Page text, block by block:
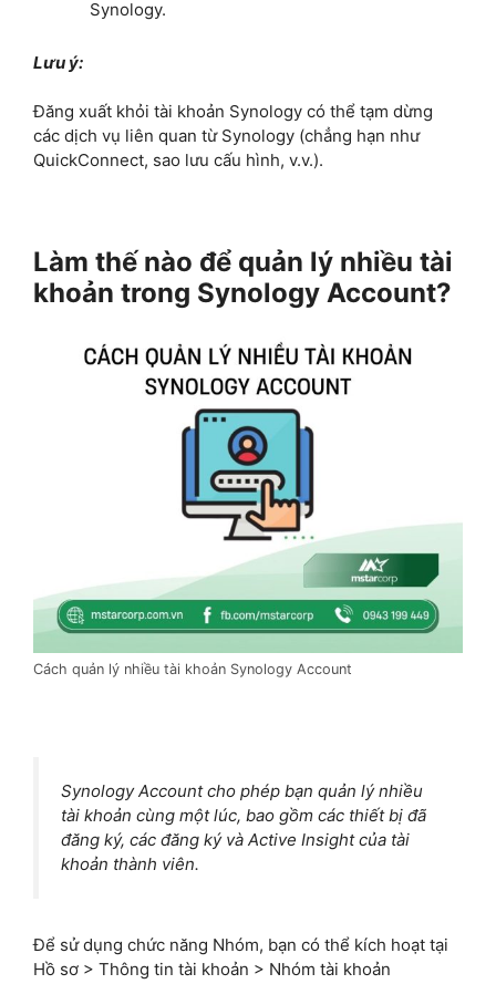
Synology.
Lưu ý:
Đăng xuất khỏi tài khoản Synology có thể tạm dừng
các dịch vụ liên quan từ Synology (chẳng hạn như
QuickConnect, sao lưu cấu hình, v.v.).
Làm thế nào để quản lý nhiều tài
khoản trong Synology Account?
Cách quản lý nhiều tài khoản Synology Account
Synology Account cho phép bạn quản lý nhiều
tài khoản cùng một lúc, bao gồm các thiết bị đã
đăng ký, các đăng ký và Active Insight của tài
khoản thành viên.
Để sử dụng chức năng Nhóm, bạn có thể kích hoạt tại
Hồ sơ > Thông tin tài khoản > Nhóm tài khoản